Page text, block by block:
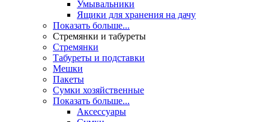
Умывальники
Ящики для хранения на дачу
Показать больше...
Стремянки и табуреты
Стремянки
Табуреты и подставки
Мешки
Пакеты
Сумки хозяйственные
Показать больше...
Аксессуары